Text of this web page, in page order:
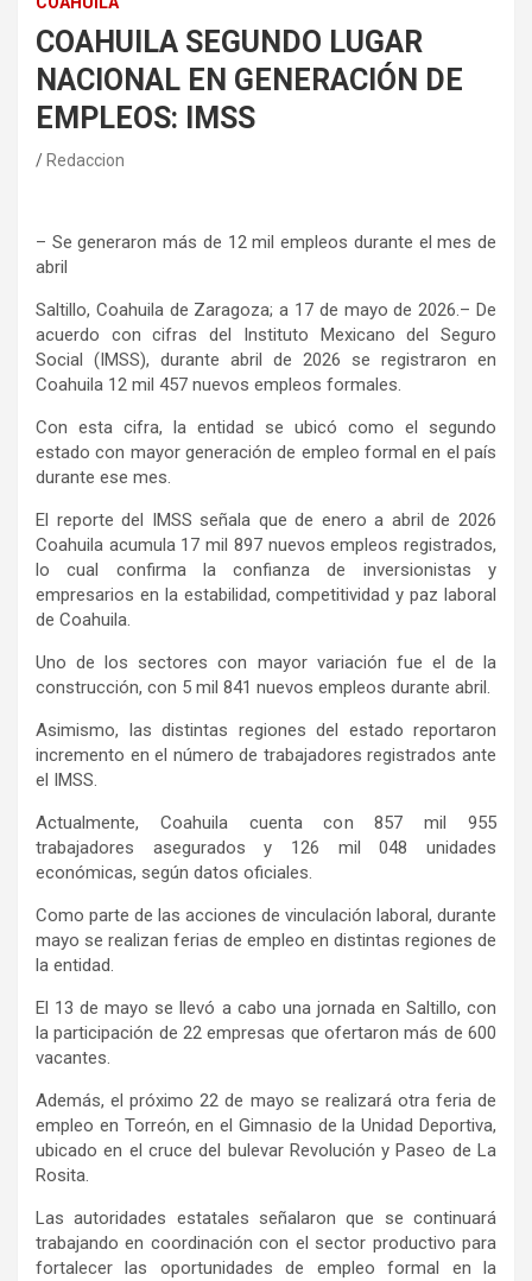
COAHUILA SEGUNDO LUGAR
NACIONAL EN GENERACIÓN DE
EMPLEOS: IMSS
Redaccion
– Se generaron más de 12 mil empleos durante el mes de
abril
Saltillo, Coahuila de Zaragoza; a 17 de mayo de 2026.– De
acuerdo con cifras del Instituto Mexicano del Seguro
Social (IMSS), durante abril de 2026 se registraron en
Coahuila 12 mil 457 nuevos empleos formales.
Con esta cifra, la entidad se ubicó como el segundo
estado con mayor generación de empleo formal en el país
durante ese mes.
El reporte del IMSS señala que de enero a abril de 2026
Coahuila acumula 17 mil 897 nuevos empleos registrados,
lo cual confirma la confianza de inversionistas y
empresarios en la estabilidad, competitividad y paz laboral
de Coahuila.
Uno de los sectores con mayor variación fue el de la
construcción, con 5 mil 841 nuevos empleos durante abril.
Asimismo, las distintas regiones del estado reportaron
incremento en el número de trabajadores registrados ante
el IMSS.
Actualmente, Coahuila cuenta con 857 mil 955
trabajadores asegurados y 126 mil 048 unidades
económicas, según datos oficiales.
Como parte de las acciones de vinculación laboral, durante
mayo se realizan ferias de empleo en distintas regiones de
la entidad.
El 13 de mayo se llevó a cabo una jornada en Saltillo, con
la participación de 22 empresas que ofertaron más de 600
vacantes.
Además, el próximo 22 de mayo se realizará otra feria de
empleo en Torreón, en el Gimnasio de la Unidad Deportiva,
ubicado en el cruce del bulevar Revolución y Paseo de La
Rosita.
Las autoridades estatales señalaron que se continuará
trabajando en coordinación con el sector productivo para
fortalecer las oportunidades de empleo formal en la